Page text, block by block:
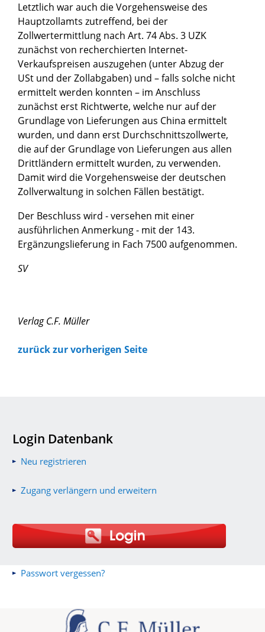
Letztlich war auch die Vorgehensweise des
Hauptzollamts zutreffend, bei der
Zollwertermittlung nach Art. 74 Abs. 3 UZK
zunächst von recherchierten Internet-
Verkaufspreisen auszugehen (unter Abzug der
USt und der Zollabgaben) und – falls solche nicht
ermittelt werden konnten – im Anschluss
zunächst erst Richtwerte, welche nur auf der
Grundlage von Lieferungen aus China ermittelt
wurden, und dann erst Durchschnittszollwerte,
die auf der Grundlage von Lieferungen aus allen
Drittländern ermittelt wurden, zu verwenden.
Damit wird die Vorgehensweise der deutschen
Zollverwaltung in solchen Fällen bestätigt.
Der Beschluss wird - versehen mit einer
ausführlichen Anmerkung - mit der 143.
Ergänzungslieferung in Fach 7500 aufgenommen.
SV
Verlag C.F. Müller
zurück zur vorherigen Seite
Login Datenbank
Neu registrieren
Zugang verlängern und erweitern
Passwort vergessen?